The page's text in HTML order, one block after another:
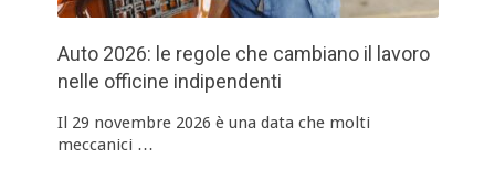
Auto 2026: le regole che cambiano il lavoro
nelle officine indipendenti
Il 29 novembre 2026 è una data che molti
meccanici …